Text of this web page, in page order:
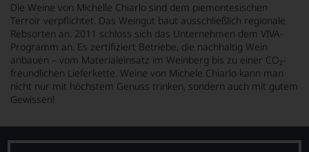
Die Weine von Michelle Chiarlo sind dem piemontesischen
Terroir verpflichtet. Das Weingut baut ausschließlich regionale
Rebsorten an. 2011 schloss sich das Unternehmen dem VIVA-
Programm an. Es zertifiziert Betriebe, die nachhaltig Wein
anbauen – vom Materialeinsatz im Weinberg bis zu einer CO₂-
freundlichen Lieferkette. Weine von Michele Chiarlo kann man
nicht nur mit höchstem Genuss trinken, sondern auch mit gutem
Gewissen!